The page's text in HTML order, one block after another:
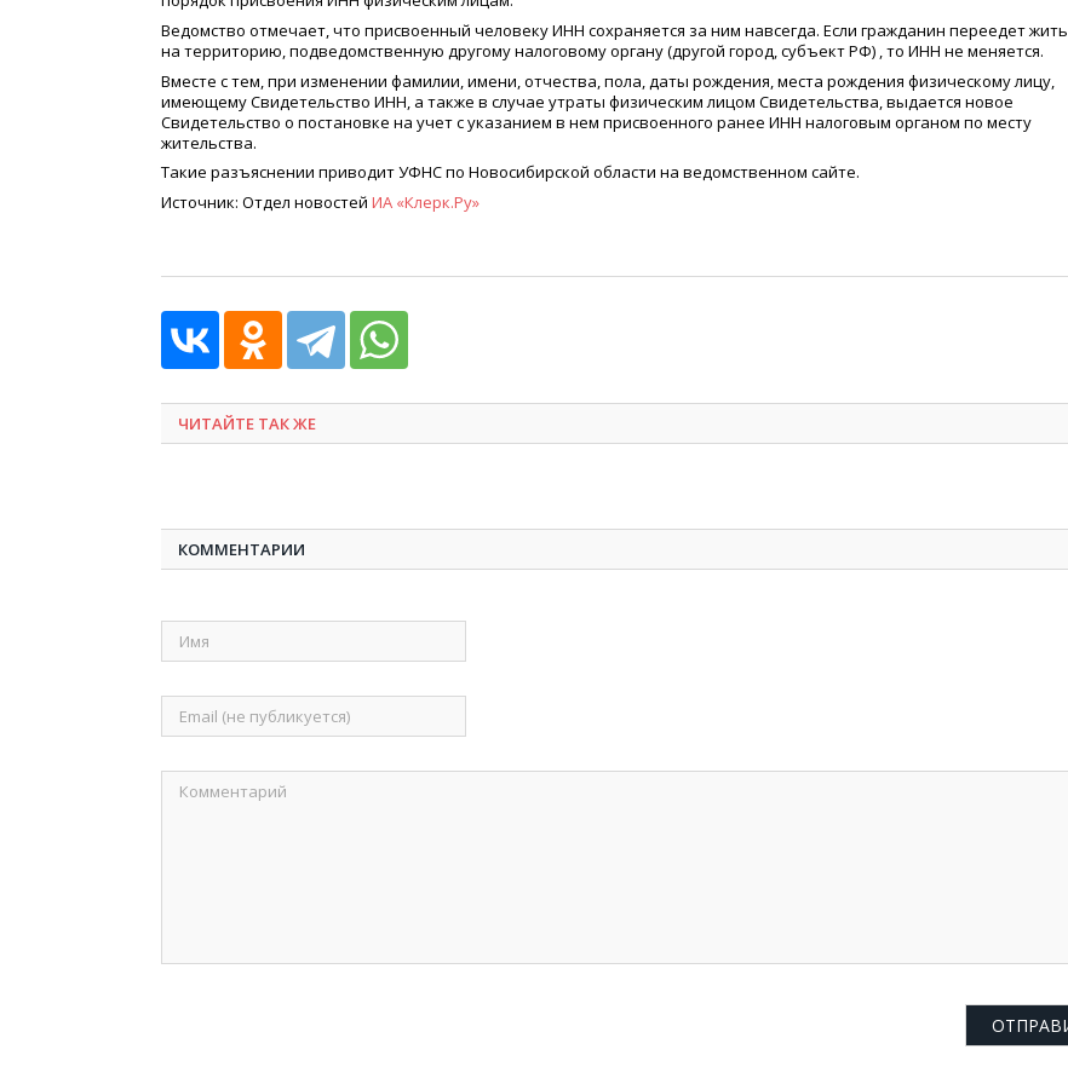
Ведомство отмечает, что присвоенный человеку ИНН сохраняется за ним навсегда. Если гражданин переедет жить
на территорию, подведомственную другому налоговому органу(другой город, субъект РФ) , то ИНН не меняется.
Вместе с тем, при изменении фамилии, имени, отчества, пола, даты рождения, места рождения физическому лицу,
имеющему Свидетельство ИНН, а также в случае утраты физическим лицом Свидетельства, выдается новое
Свидетельство о постановке на учет с указанием в нем присвоенного ранее ИНН налоговым органом по месту
жительства.
Такие разъяснении приводит УФНС по Новосибирской области на ведомственном сайте.
Источник: Отдел новостей ИА «Клерк.Ру»
ЧИТАЙТЕ ТАК ЖЕ
КОММЕНТАРИИ